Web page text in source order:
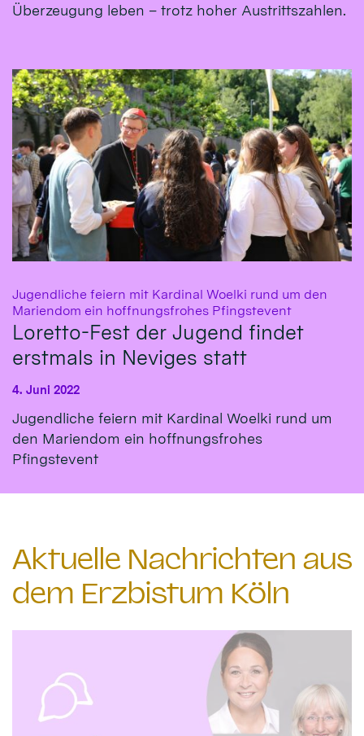
Überzeugung leben – trotz hoher Austrittszahlen.
Jugendliche feiern mit Kardinal Woelki rund um den
Mariendom ein hoffnungsfrohes Pfingstevent:
Loretto-Fest der Jugend findet
erstmals in Neviges statt
4. Juni 2022
Jugendliche feiern mit Kardinal Woelki rund um
den Mariendom ein hoffnungsfrohes
Pfingstevent
Aktuelle Nachrichten aus
dem Erzbistum Köln